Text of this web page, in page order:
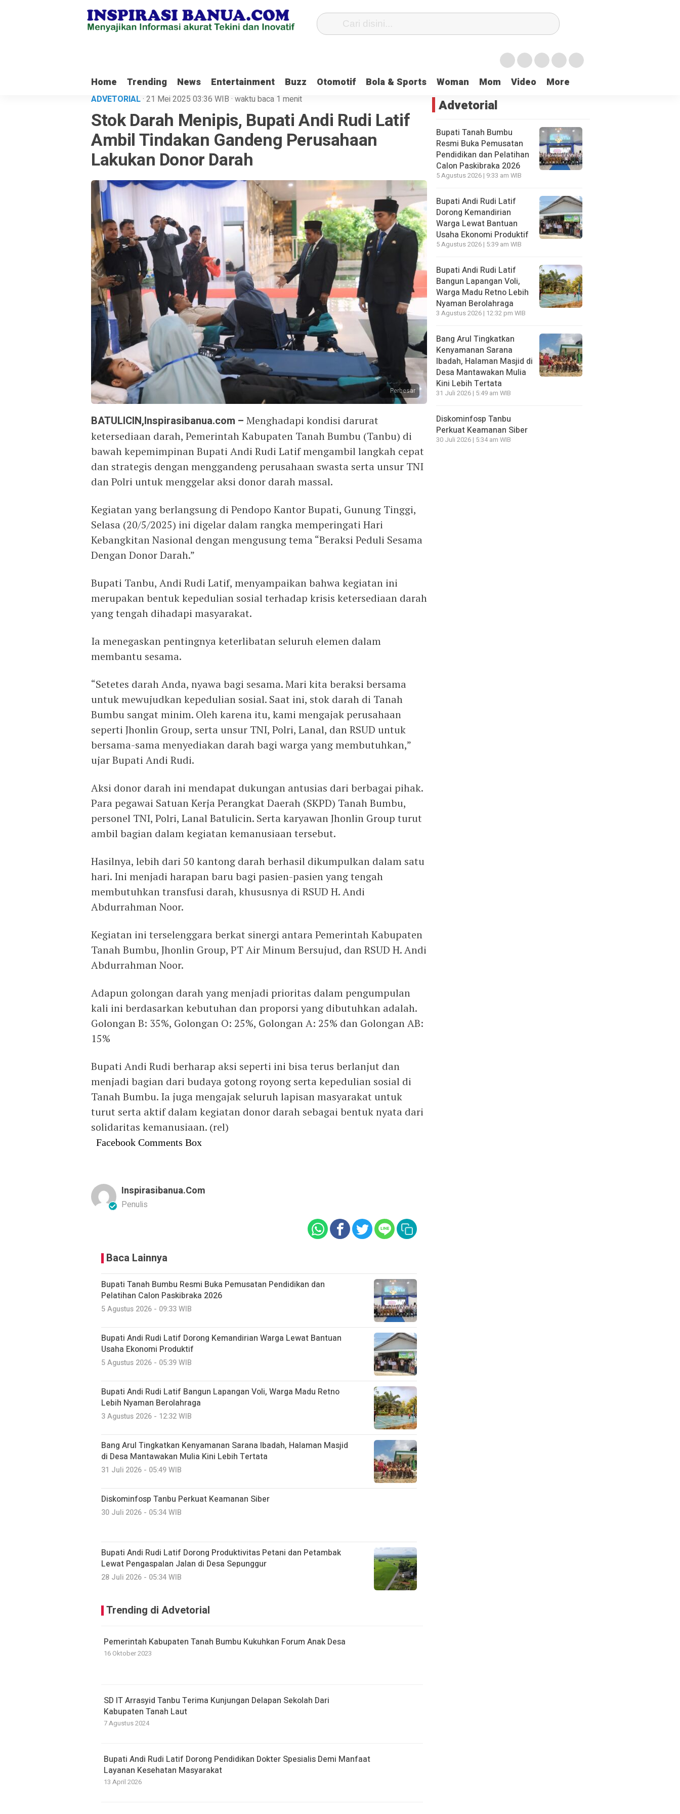
Home Trending News Entertainment Buzz Otomotif Bola & Sports Woman Mom Video More
Tanbu Rela Keluarkan Dana Pribadi Untuk Bersihkan Jalan Desa Satiung Waket DPRD Tanbu Sebut Generasi Muda Harus Ikut Berkontribusi Untuk Negeri Tanbu Launching Gerakan Pengibaran 5.000 Bendera
ADVETORIAL· 21 Mei 2025 03:36 WIB · waktu baca 1 menit
Stok Darah Menipis, Bupati Andi Rudi Latif
Ambil Tindakan Gandeng Perusahaan
Lakukan Donor Darah
Perbesar
BATULICIN,Inspirasibanua.com – Menghadapi kondisi darurat
ketersediaan darah, Pemerintah Kabupaten Tanah Bumbu (Tanbu) di
bawah kepemimpinan Bupati Andi Rudi Latif mengambil langkah cepat
dan strategis dengan menggandeng perusahaan swasta serta unsur TNI
dan Polri untuk menggelar aksi donor darah massal.
Kegiatan yang berlangsung di Pendopo Kantor Bupati, Gunung Tinggi,
Selasa (20/5/2025) ini digelar dalam rangka memperingati Hari
Kebangkitan Nasional dengan mengusung tema “Beraksi Peduli Sesama
Dengan Donor Darah.”
Bupati Tanbu, Andi Rudi Latif, menyampaikan bahwa kegiatan ini
merupakan bentuk kepedulian sosial terhadap krisis ketersediaan darah
yang tengah dihadapi masyarakat.
Ia menegaskan pentingnya keterlibatan seluruh elemen dalam
membantu sesama.
“Setetes darah Anda, nyawa bagi sesama. Mari kita beraksi bersama
untuk mewujudkan kepedulian sosial. Saat ini, stok darah di Tanah
Bumbu sangat minim. Oleh karena itu, kami mengajak perusahaan
seperti Jhonlin Group, serta unsur TNI, Polri, Lanal, dan RSUD untuk
bersama-sama menyediakan darah bagi warga yang membutuhkan,”
ujar Bupati Andi Rudi.
Aksi donor darah ini mendapat dukungan antusias dari berbagai pihak.
Para pegawai Satuan Kerja Perangkat Daerah (SKPD) Tanah Bumbu,
personel TNI, Polri, Lanal Batulicin. Serta karyawan Jhonlin Group turut
ambil bagian dalam kegiatan kemanusiaan tersebut.
Hasilnya, lebih dari 50 kantong darah berhasil dikumpulkan dalam satu
hari. Ini menjadi harapan baru bagi pasien-pasien yang tengah
membutuhkan transfusi darah, khususnya di RSUD H. Andi
Abdurrahman Noor.
Kegiatan ini terselenggara berkat sinergi antara Pemerintah Kabupaten
Tanah Bumbu, Jhonlin Group, PT Air Minum Bersujud, dan RSUD H. Andi
Abdurrahman Noor.
Adapun golongan darah yang menjadi prioritas dalam pengumpulan
kali ini berdasarkan kebutuhan dan proporsi yang dibutuhkan adalah.
Golongan B: 35%, Golongan O: 25%, Golongan A: 25% dan Golongan AB:
15%
Bupati Andi Rudi berharap aksi seperti ini bisa terus berlanjut dan
menjadi bagian dari budaya gotong royong serta kepedulian sosial di
Tanah Bumbu. Ia juga mengajak seluruh lapisan masyarakat untuk
turut serta aktif dalam kegiatan donor darah sebagai bentuk nyata dari
solidaritas kemanusiaan. (rel)
Facebook Comments Box
Inspirasibanua.com
Penulis
Baca Lainnya
Bupati Tanah Bumbu Resmi Buka Pemusatan Pendidikan dan
Pelatihan Calon Paskibraka 2026
5 Agustus 2026 - 09:33 WIB
Bupati Andi Rudi Latif Dorong Kemandirian Warga Lewat Bantuan
Usaha Ekonomi Produktif
5 Agustus 2026 - 05:39 WIB
Bupati Andi Rudi Latif Bangun Lapangan Voli, Warga Madu Retno
Lebih Nyaman Berolahraga
3 Agustus 2026 - 12:32 WIB
Bang Arul Tingkatkan Kenyamanan Sarana Ibadah, Halaman Masjid
di Desa Mantawakan Mulia Kini Lebih Tertata
31 Juli 2026 - 05:49 WIB
Diskominfosp Tanbu Perkuat Keamanan Siber
30 Juli 2026 - 05:34 WIB
Bupati Andi Rudi Latif Dorong Produktivitas Petani dan Petambak
Lewat Pengaspalan Jalan di Desa Sepunggur
28 Juli 2026 - 05:34 WIB
Trending di Advetorial
Pemerintah Kabupaten Tanah Bumbu Kukuhkan Forum Anak Desa
16 Oktober 2023
SD IT Arrasyid Tanbu Terima Kunjungan Delapan Sekolah Dari
Kabupaten Tanah Laut
7 Agustus 2024
Bupati Andi Rudi Latif Dorong Pendidikan Dokter Spesialis Demi Manfaat
Layanan Kesehatan Masyarakat
13 April 2026
Advetorial
Bupati Tanah Bumbu
Resmi Buka Pemusatan
Pendidikan dan Pelatihan
Calon Paskibraka 2026
5 Agustus 2026 | 9:33 am WIB
Bupati Andi Rudi Latif
Dorong Kemandirian
Warga Lewat Bantuan
Usaha Ekonomi Produktif
5 Agustus 2026 | 5:39 am WIB
Bupati Andi Rudi Latif
Bangun Lapangan Voli,
Warga Madu Retno Lebih
Nyaman Berolahraga
3 Agustus 2026 | 12:32 pm WIB
Bang Arul Tingkatkan
Kenyamanan Sarana
Ibadah, Halaman Masjid di
Desa Mantawakan Mulia
Kini Lebih Tertata
31 Juli 2026 | 5:49 am WIB
Diskominfosp Tanbu
Perkuat Keamanan Siber
30 Juli 2026 | 5:34 am WIB